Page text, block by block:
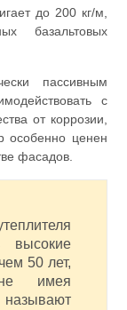
до 200 кг/м,
базальтовых
пассивным
с
от коррозии,
особенно ценен
фасадов.
высокие
50 лет,
имея
называют